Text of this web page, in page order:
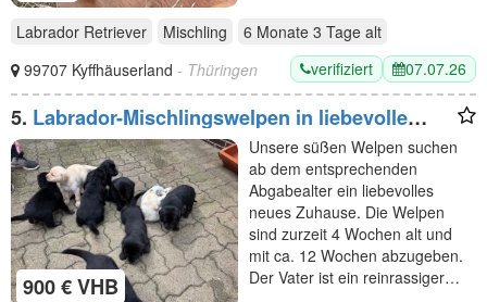
Labrador Retriever Mischling 6 Monate 3 Tage alt
99707 Kyffhäuserland - Thüringen verifiziert 07.07.26
5. Labrador-Mischlingswelpen in liebevolle
Hände abzugeben
900 € VHB
Unsere süßen Welpen suchen
ab dem entsprechenden
Abgabealter ein liebevolles
neues Zuhause. Die Welpen
sind zurzeit 4 Wochen alt und
mit ca. 12 Wochen abzugeben.
Der Vater ist ein reinrassiger…